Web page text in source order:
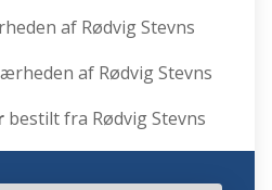
af Rødvig Stevns
af Rødvig Stevns
bestilt fra Rødvig Stevns